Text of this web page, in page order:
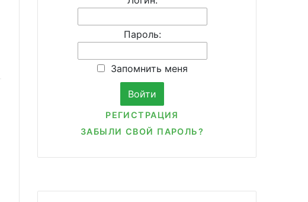
Пароль:
Запомнить меня
РЕГИСТРАЦИЯ
ЗАБЫЛИ СВОЙ ПАРОЛЬ?